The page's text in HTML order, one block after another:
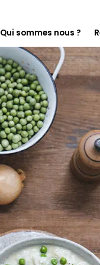
Qui sommes nous ?
En immersion chez
Notre histoire
On s’engage pour
Florette pour les